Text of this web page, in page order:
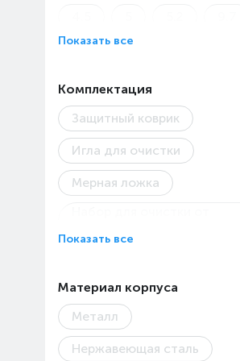
9.79
Показать все
Комплектация
Защитный коврик
Игла для очистки
Мерная ложка
Питчер
Подставка для чашек
Темпер
Показать все
Материал корпуса
Металл
Нержавеющая сталь